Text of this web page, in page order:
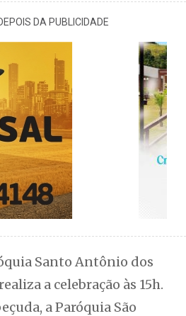
DA PUBLICIDADE
Santo Antônio dos
a celebração às 15h.
a Paróquia São